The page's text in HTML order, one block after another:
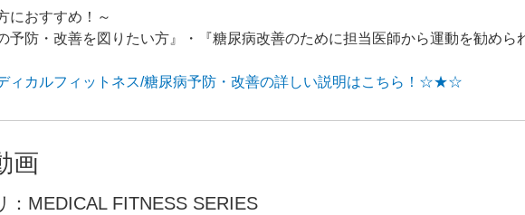
におすすめ！～
予防・改善を図りたい方』・『糖尿病改善のために担当医師から運動を勧めら
カルフィットネス/糖尿病予防・改善の詳しい説明はこちら！☆★☆
画
：MEDICAL FITNESS SERIES